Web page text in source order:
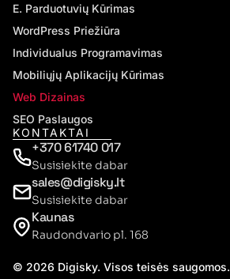
E. Parduotuvių Kūrimas
WordPress Priežiūra
Individualus Programavimas
Mobiliųjų Aplikacijų Kūrimas
Web Dizainas
SEO Paslaugos
KONTAKTAI
+370 61740 017
Susisiekite dabar
sales@digisky.lt
Susisiekite dabar
Kaunas
Raudondvario pl. 168
© 2026 Digisky. Visos teisės saugomos.